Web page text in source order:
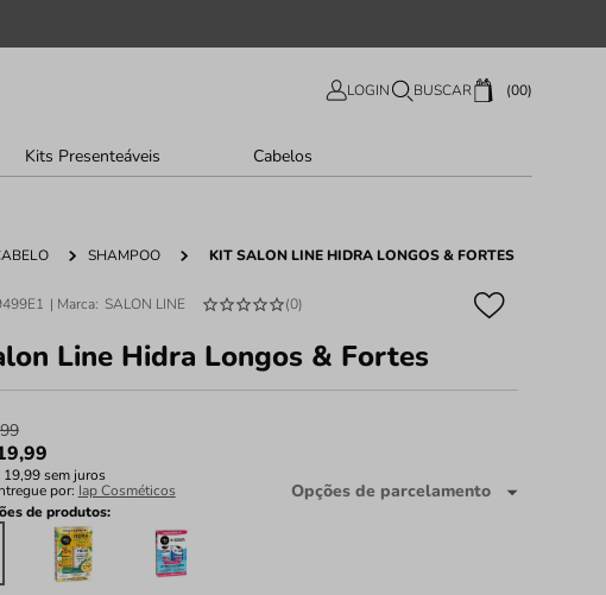
LOGIN BUSCAR 00
Kits Presenteáveis Cabelos
SHAMPOO KIT SALON LINE HIDRA LONGOS & FORTES
SALON LINE (0)
Line Hidra Longos & Fortes
99
,99
19,99sem juros
por: Iap Cosméticos Opções de parcelamento
de produtos: